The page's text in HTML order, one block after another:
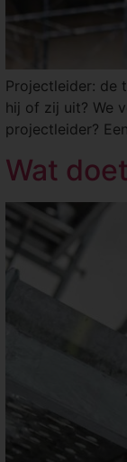
Projectleider: de
hij of zij uit? We
projectleider?
Wat